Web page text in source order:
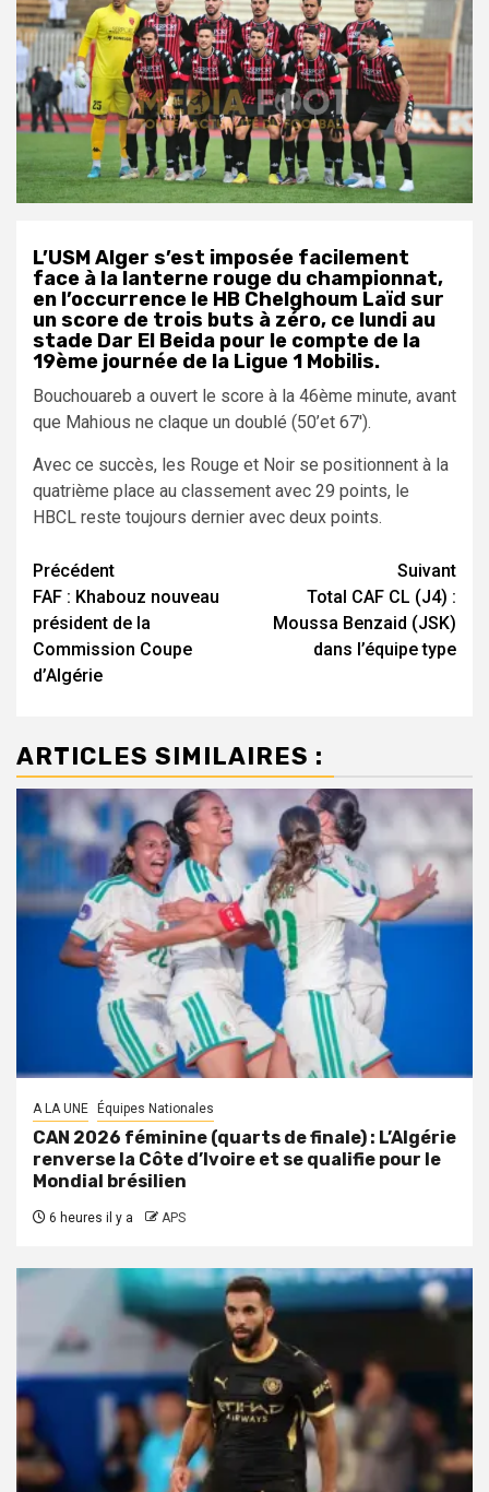
L’USM Alger s’est imposée facilement
face à la lanterne rouge du championnat,
en l’occurrence le HB Chelghoum Laïd sur
un score de trois buts à zéro, ce lundi au
stade Dar El Beida pour le compte de la
19ème journée de la Ligue 1 Mobilis.
Bouchouareb a ouvert le score à la 46ème minute, avant
que Mahious ne claque un doublé (50’et 67′).
Avec ce succès, les Rouge et Noir se positionnent à la
quatrième place au classement avec 29 points, le
HBCL reste toujours dernier avec deux points.
Navigation
d’article
Précédent
FAF : Khabouz nouveau
président de la
Commission Coupe
d’Algérie
Suivant
Total CAF CL (J4) :
Moussa Benzaid (JSK)
dans l’équipe type
ARTICLES SIMILAIRES :
A LA UNE Équipes Nationales
CAN 2026 féminine (quarts de finale) : L’Algérie
renverse la Côte d’Ivoire et se qualifie pour le
Mondial brésilien
6 heures il y a APS